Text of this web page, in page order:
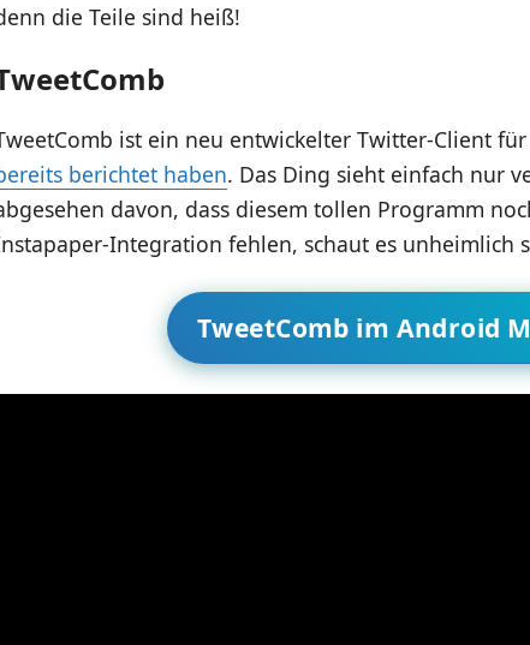
die Teile sind heiß!
ist ein neu entwickelter Twitter-Client
berichtet haben. Das Ding sieht einfach nur
davon, dass diesem tollen Programm
Integration fehlen, schaut es unheimlich
TweetComb im Android